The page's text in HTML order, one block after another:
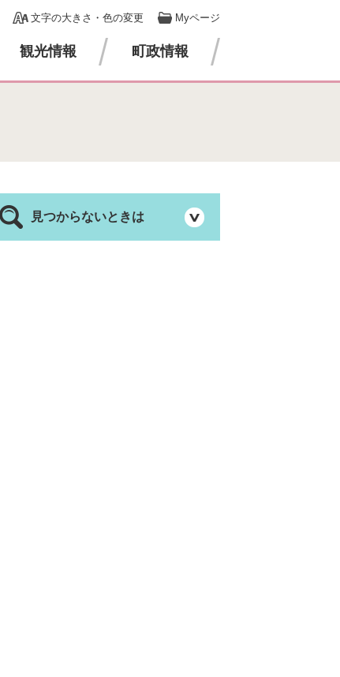
文字の大きさ・色の変更 Myページ
観光情報 町政情報
見つからないときは